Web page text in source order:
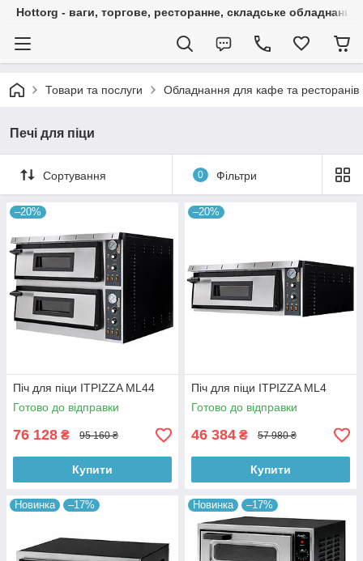
Hottorg - ваги, торгове, ресторанне, складське обладнання
Товари та послуги Обладнання для кафе та ресторанів
Печі для піци
Сортування 0 Фільтри
–20%
Піч для піци ITPIZZA ML44
Готово до відправки
76 128 ₴ 95 160 ₴
Купити
–20%
Піч для піци ITPIZZA ML4
Готово до відправки
46 384 ₴ 57 980 ₴
Купити
Новинка –17% Новинка –17%